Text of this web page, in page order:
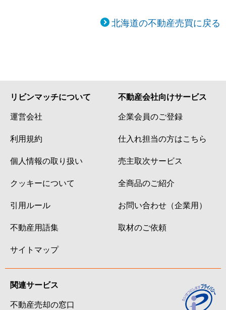
北海道の不動産売買に戻る
リビンマッチについて
運営会社
利用規約
個人情報の取り扱い
クッキーについて
引用ルール
不動産用語集
サイトマップ
不動産会社向けサービス
企業会員のご登録
仕入れ担当の方はこちら
売主取次サービス
全商品のご紹介
お問い合わせ（企業用）
取材のご依頼
関連サービス
不動産売却の窓口